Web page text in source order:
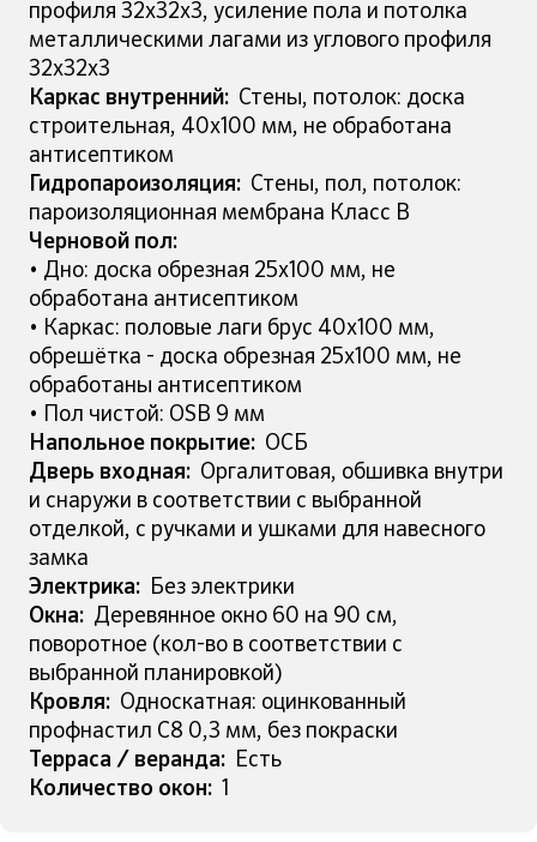
профиля 32х32х3, усиление пола и потолка
металлическими лагами из углового профиля
32х32х3
Каркас внутренний: Стены, потолок: доска
строительная, 40х100 мм, не обработана
антисептиком
Гидропароизоляция: Стены, пол, потолок:
пароизоляционная мембрана Класс В
Черновой пол:
• Дно: доска обрезная 25х100 мм, не
обработана антисептиком
• Каркас: половые лаги брус 40х100 мм,
обрешётка - доска обрезная 25х100 мм, не
обработаны антисептиком
• Пол чистой: OSB 9 мм
Напольное покрытие: ОСБ
Дверь входная: Оргалитовая, обшивка внутри
и снаружи в соответствии с выбранной
отделкой, с ручками и ушками для навесного
замка
Электрика:
Без электрики
Окна: Деревянное окно 60 на 90 см,
поворотное (кол-во в соответствии с
выбранной планировкой)
Кровля: Односкатная: оцинкованный
профнастил С8 0,3 мм, без покраски
Терраса / веранда:
Есть
Количество окон: